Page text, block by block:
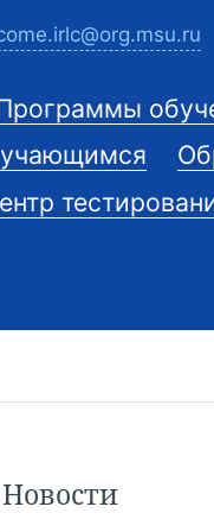
Новости